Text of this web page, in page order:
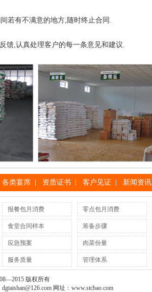
若有不满意的地方,随时终止合同.
馈,认真处理客户的每一条意见和建议.
各类宴席 资质证书 客户见证 新闻资讯
报餐包月消费 零点包月消费
食堂合同样本 筹备步骤
应急预案 肉菜份量
服务质量 管理体系
版权所有
网址： www.stcbao.com